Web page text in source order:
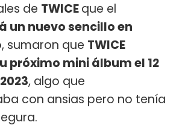
de TWICEque el
un nuevo sencillo en
sumaron que TWICE
próximo mini álbum el 12
, algo que
con ansias pero no tenía